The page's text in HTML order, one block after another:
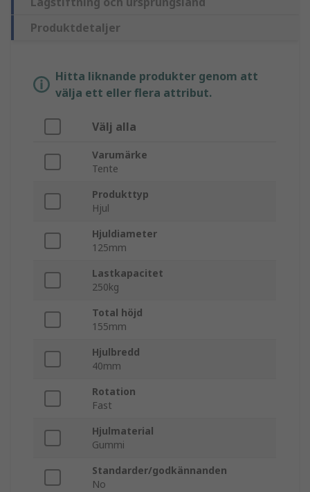
Produktdetaljer
Hitta liknande produkter genom att
välja ett eller flera attribut.
Välj alla
Varumärke
Tente
Produkttyp
Hjul
Hjuldiameter
125mm
Lastkapacitet
250kg
Total höjd
155mm
Hjulbredd
40mm
Rotation
Fast
Hjulmaterial
Gummi
Standarder/godkännanden
No